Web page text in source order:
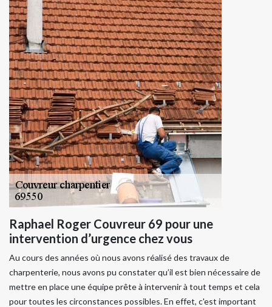
Raphael Roger Couvreur 69 pour une
intervention d’urgence chez vous
Au cours des années où nous avons réalisé des travaux de
charpenterie, nous avons pu constater qu’il est bien nécessaire de
mettre en place une équipe prête à intervenir à tout temps et cela
pour toutes les circonstances possibles. En effet, c'est important